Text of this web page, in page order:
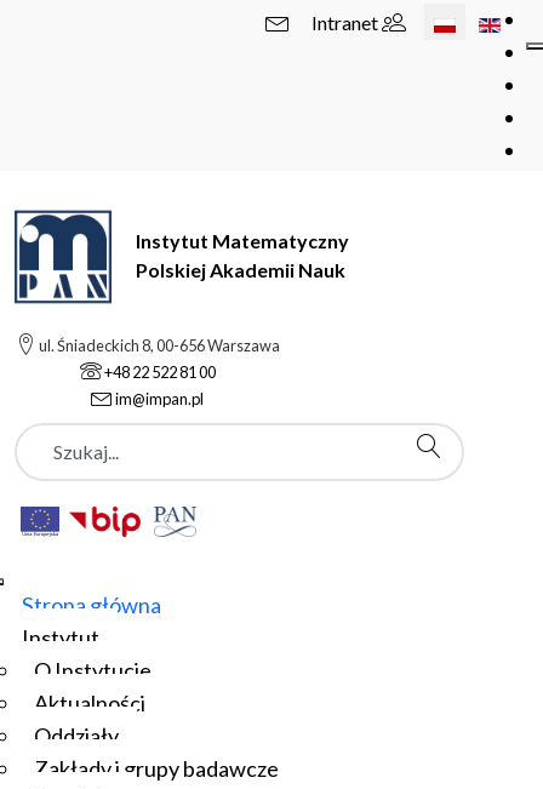
Wybierz swój
Intranet
Instytut Matematyczny
Polskiej Akademii Nauk
ul. Śniadeckich 8, 00-656 Warszawa
+48 22 522 81 00
im@impan.pl
Szukaj
Strona główna
Instytut
O Instytucie
Aktualności
Oddziały
Zakłady i grupy badawcze